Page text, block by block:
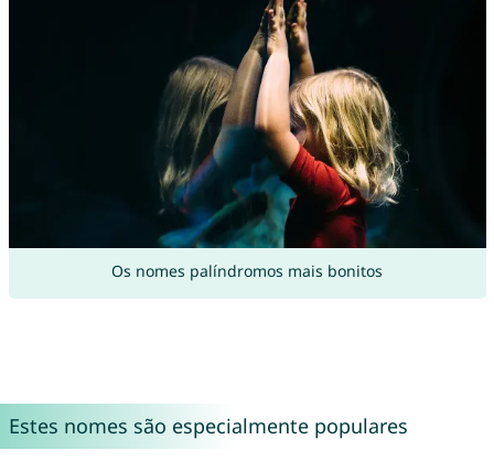
Os nomes palíndromos mais bonitos
Estes nomes são especialmente populares